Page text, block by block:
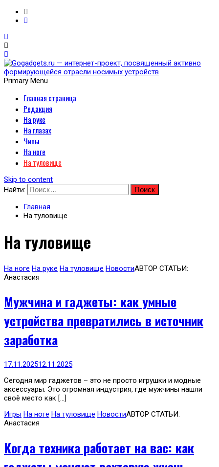
Gogadgets.ru — интернет-
проект, посвященный
активно формирующейся
отрасли носимых
устройств
Primary Menu
Главная страница
Редакция
На руке
На глазах
Чипы
На ноге
На туловище
Skip to content
Найти:
Главная
На туловище
На туловище
На ноге На руке На туловище НовостиАВТОР СТАТЬИ:
Анастасия
Мужчина и гаджеты: как умные
устройства превратились в источник
заработка
17.11.202512.11.2025
Сегодня мир гаджетов – это не просто игрушки и модные
аксессуары. Это огромная индустрия, где мужчины нашли
своё место как […]
Игры На ноге На туловище НовостиАВТОР СТАТЬИ:
Анастасия
Когда техника работает на вас: как